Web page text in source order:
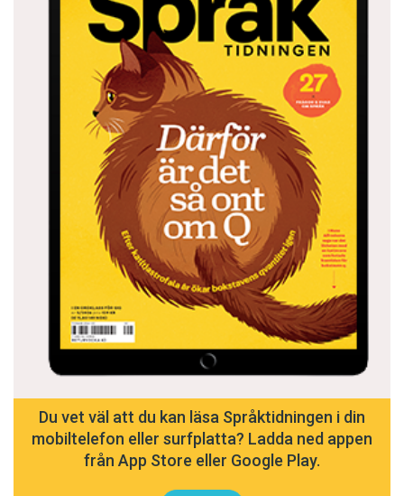
Du vet väl att du kan läsa Språktidningen i din
mobiltelefon eller surfplatta? Ladda ned appen
från App Store eller Google Play.